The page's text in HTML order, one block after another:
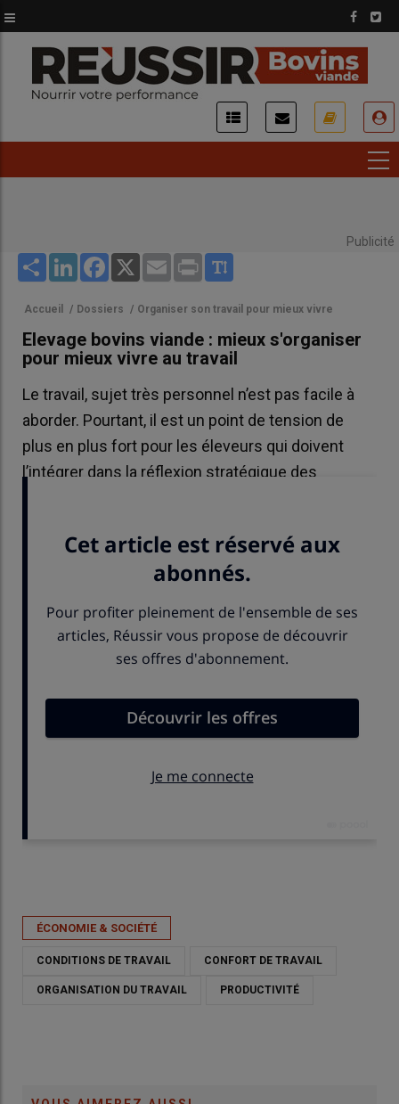
au
contenu
principal
Publicité
Share LinkedInFacebook
X Email Print
Accueil / Dossiers / Organiser son travail pour mieux vivre
Elevage bovins viande : mieux s'organiser
pour mieux vivre au travail
Le travail, sujet très personnel n’est pas facile à
aborder. Pourtant, il est un point de tension de
plus en plus fort pour les éleveurs qui doivent
l’intégrer dans la réflexion stratégique des
ÉCONOMIE & SOCIÉTÉ
CONDITIONS DE TRAVAIL CONFORT DE TRAVAIL
ORGANISATION DU TRAVAIL PRODUCTIVITÉ